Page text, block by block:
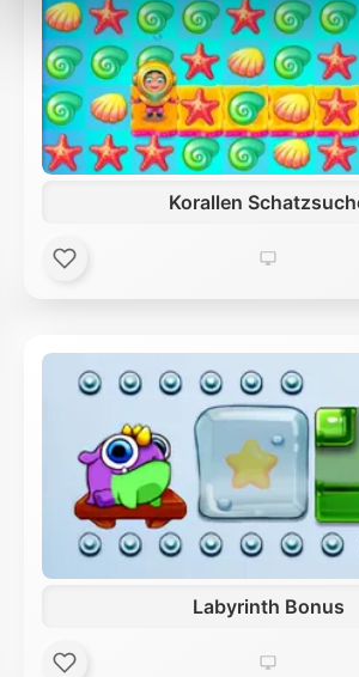
Außerdem geben wir Informationen
Verwendung unserer Website an
soziale Medien, Werbung und
Unsere Partner führen diese
möglicherweise mit weiteren Daten
Sie ihnen bereitgestellt haben oder
Korallen
Labyrinth Bonus